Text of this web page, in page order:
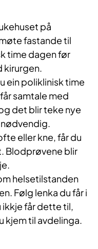
på
fastande til
time dagen før
kirurgen.
ein poliklinisk time
samtale med
det blir teke nye
eller kne, får du
Blodprøvene blir
helsetilstanden
Følg lenka du får i
får dette til,
kjem til avdelinga.